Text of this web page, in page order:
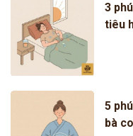
3
tiêu
5
bà